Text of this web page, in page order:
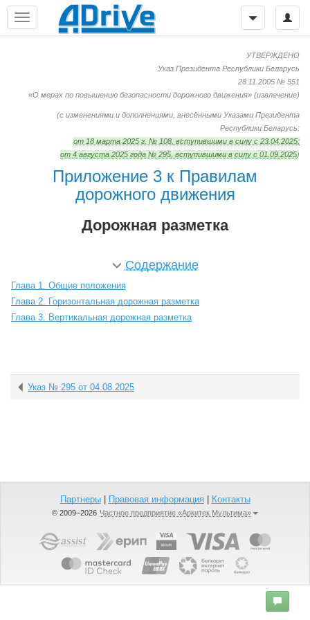
УТВЕРЖДЕНО
Указ Президента Республики Беларусь
28.11.2005 № 551
«О мерах по повышению безопасности дорожного движения» (извлечение)
(с изменениями и дополнениями, внесёнными Указами Президента
Республики Беларусь:
от 18 марта 2025 г. № 108, вступившими в силу с 23.04.2025;
от 4 августа 2025 года № 295, вступившими в силу с 01.09.2025)
Приложение 3 к Правилам
дорожного движения
Дорожная разметка
Содержание
Глава 1. Общие положения
Глава 2. Горизонтальная дорожная разметка
Глава 3. Вертикальная дорожная разметка
Указ № 295 от 04.08.2025
Партнеры| Правовая информация| Контакты
© 2009–2026 Частное предприятие «Аркитек Мультима»